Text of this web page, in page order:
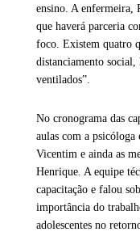
ensino. A enfermeira,
que haverá parceria
foco. Existem quatro
distanciamento social,
ventilados”.
No cronograma das
aulas com a psicóloga
Vicentim e ainda as
Henrique. A equipe
capacitação e falou
importância do
adolescentes no